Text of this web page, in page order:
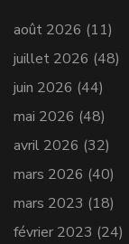
août 2026 (11)
juillet 2026 (48)
juin 2026 (44)
mai 2026 (48)
avril 2026 (32)
mars 2026 (40)
mars 2023 (18)
février 2023 (24)